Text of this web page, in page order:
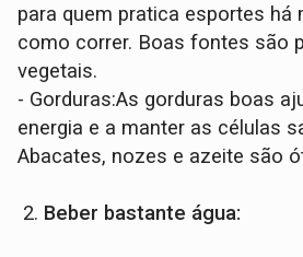
para quem pratica esportes há
como correr. Boas fontes são
vegetais.
- Gorduras:As gorduras boas
energia e a manter as células
Abacates, nozes e azeite são
2. Beber bastante água: